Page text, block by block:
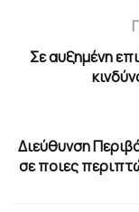
Σε αυξημένη
Διεύθυνση
σε ποιες